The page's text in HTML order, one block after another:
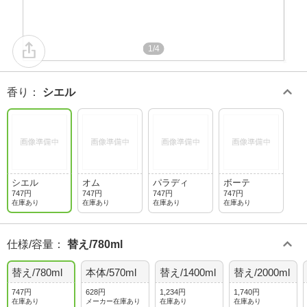
1/4
香り ： シエル
シエル
747円
在庫あり
オム
747円
在庫あり
パラディ
747円
在庫あり
ボーテ
747円
在庫あり
仕様/容量 ： 替え/780ml
替え/780ml
747円
在庫あり
本体/570ml
628円
メーカー在庫あり
替え/1400ml
1,234円
在庫あり
替え/2000ml
1,740円
在庫あり